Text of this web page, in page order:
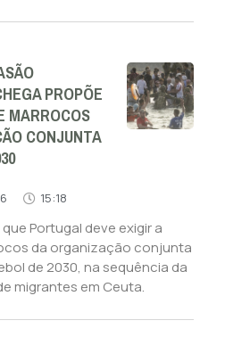
PROPÕE
MARROCOS
CONJUNTA
15:18
que Portugal deve exigir a
da organização conjunta
de 2030, na sequência da
migrantes em Ceuta.